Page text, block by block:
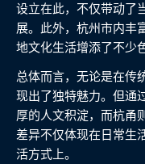
设立在此，不仅带动了
展。此外，杭州市内丰
地文化生活增添了不少
总体而言，无论是在传
现出了独特魅力。但通
厚的人文积淀，而杭甬
差异不仅体现在日常生
活方式上。